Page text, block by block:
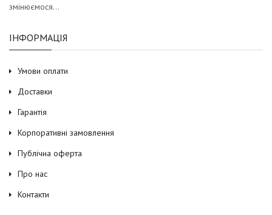
змінюємося…
ІНФОРМАЦІЯ
Умови оплати
Доставки
Гарантія
Корпоративні замовлення
Публічна оферта
Про нас
Контакти